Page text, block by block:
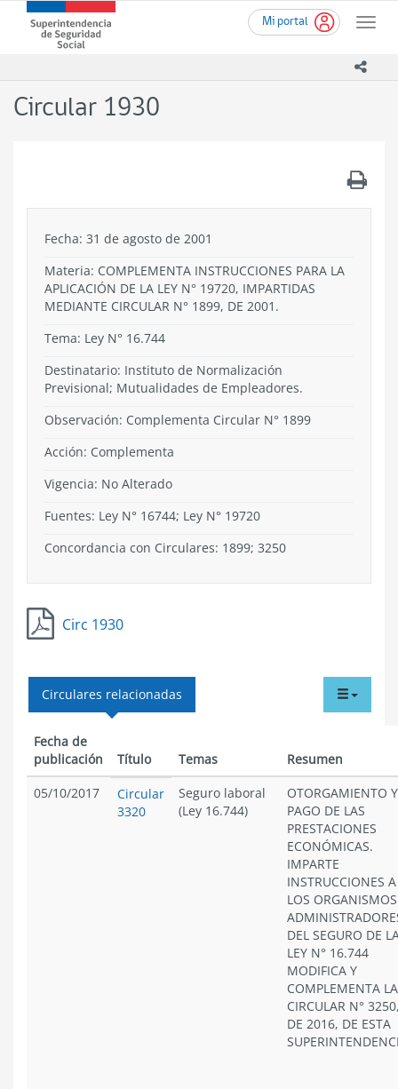
contenido
Mi portal
Toggle
Superintendencia
de
-
Circular 1930
Fecha: 31 de agosto de 2001
Materia: COMPLEMENTA INSTRUCCIONES PARA LA
APLICACIÓN DE LA LEY N° 19720, IMPARTIDAS
MEDIANTE CIRCULAR N° 1899, DE 2001.
Tema: Ley N° 16.744
Destinatario: Instituto de Normalización
Previsional; Mutualidades de Empleadores.
Observación: Complementa Circular N° 1899
Acción: Complementa
Vigencia: No Alterado
Fuentes: Ley N° 16744; Ley N° 19720
Concordancia con Circulares: 1899; 3250
Circ 1930
menu
Circulares relacionadas
Fecha de
publicación
Título Temas
Resumen
05/10/2017
Circular
3320
Seguro laboral
(Ley 16.744)
OTORGAMIENTO Y
PAGO DE LAS
PRESTACIONES
ECONÓMICAS.
IMPARTE
INSTRUCCIONES A
LOS ORGANISMOS
DEL SEGURO DE
LEY N° 16.744
MODIFICA Y
COMPLEMENTA LA
CIRCULAR N°
DE 2016, DE ESTA